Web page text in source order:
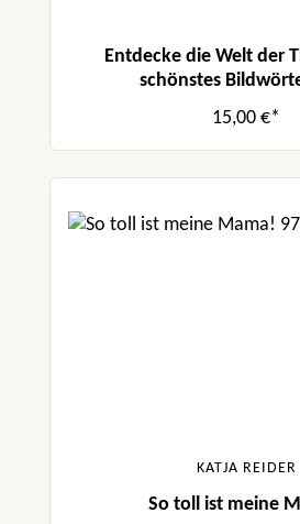
Entdecke die Welt der
schönstes
15,00 €*
KATJA REIDER
So toll ist meine